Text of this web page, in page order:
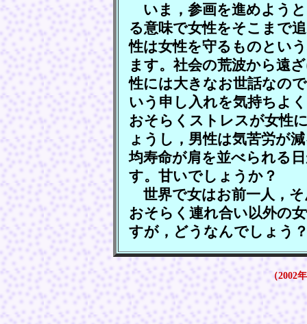
いま，参画を進めよう
る意味で女性をそこまで
性は女性を守るものとい
ます。社会の荒波から遠
性には大きなお世話なの
いう申し入れを気持ちよ
おそらくストレスが女性
ょうし，男性は気苦労が
均寿命が肩を並べられる
す。甘いでしょうか？
世界で女はお前一人，
おそらく連れ合い以外の
すが，どうなんでしょう
（2002